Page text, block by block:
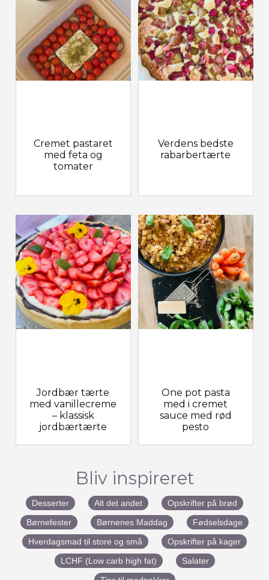
Cremet pastaret
med feta og
tomater
Jordbær tærte
med vanillecreme
– klassisk
jordbærtærte
Verdens bedste
rabarbertærte
One pot pasta
med i cremet
sauce med rød
pesto
Bliv inspireret
Desserter Alt det andet
Opskrifter på brød
Børnefester
Børnenes Maddag
Fødselsdage
Hverdagsmad til store og små
Opskrifter på kager
LCHF (Low carb high fat)
Salater